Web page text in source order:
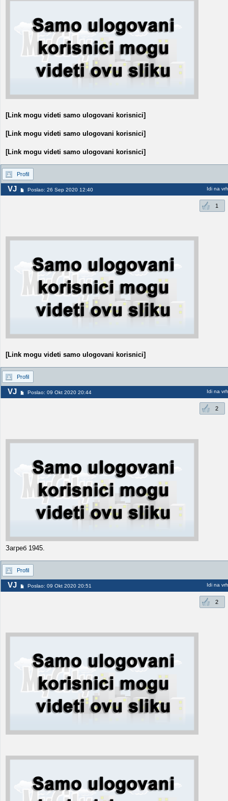
[Link mogu videti samo ulogovani korisnici]
[Link mogu videti samo ulogovani korisnici]
[Link mogu videti samo ulogovani korisnici]
Profil
VJ Poslao: 26 Sep 2020 12:40 Idi na vrh
1
[Link mogu videti samo ulogovani korisnici]
Profil
VJ Poslao: 09 Okt 2020 20:44 Idi na vrh
2
Загреб 1945.
Profil
VJ Poslao: 09 Okt 2020 20:51 Idi na vrh
2